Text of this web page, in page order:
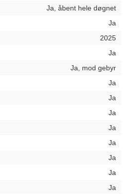
Ja, åbent hele døgnet
Ja
2025
Ja
Ja, mod gebyr
Ja
Ja
Ja
Ja
Ja
Ja
Ja
Ja